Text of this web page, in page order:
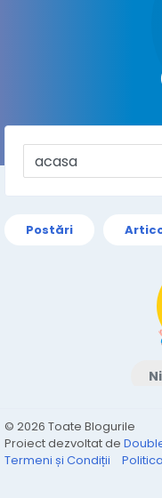
Postări
© 2026 Toate Blogurile
Proiect dezvoltat de
Termeni și Condiții